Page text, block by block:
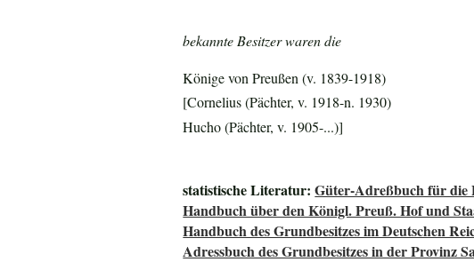
bekannte Besitzer waren die
Könige von Preußen (v. 1839-1918)
[Cornelius (Pächter, v. 1918-n. 1930)
Hucho (Pächter, v. 1905-...)]
statistische Literatur:Güter-Adreßbuch für die
Handbuch über den Königl. Preuß. Hof und
Handbuch des Grundbesitzes im Deutschen
Adressbuch des Grundbesitzes in der Provinz